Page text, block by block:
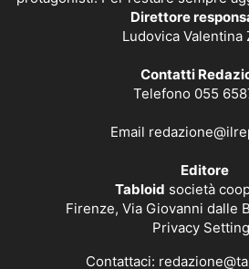
Direttore
Ludovica Valentina
Contatti
Telefono 055
Email
Editore
Tabloid società
Firenze, Via Giovanni dalle
Privacy
Contattaci: